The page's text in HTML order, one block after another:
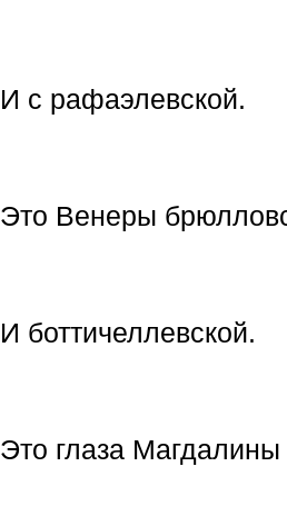
И с рафаэлевской.
Это Венеры
И боттичеллевской.
Это глаза